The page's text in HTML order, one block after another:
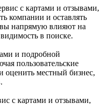
с картами и отзывами,
компании и оставлять
напрямую влияют на
в поиске.
и подробной
пользовательские
оценить местный бизнес,
с картами и отзывами,